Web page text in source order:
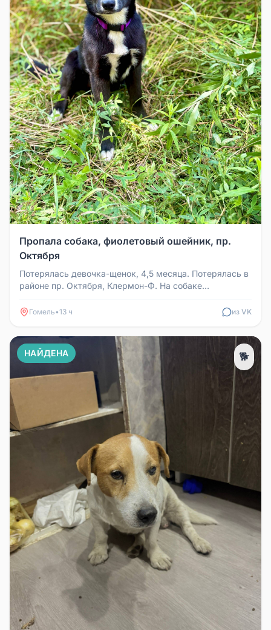
Пропала собака, фиолетовый ошейник, пр.
Октября
Потерялась девочка-щенок, 4,5 месяца. Потерялась в
районе пр. Октября, Клермон-Ф. На собаке
Гомель•13 ч из VK
НАЙДЕНА 🐕